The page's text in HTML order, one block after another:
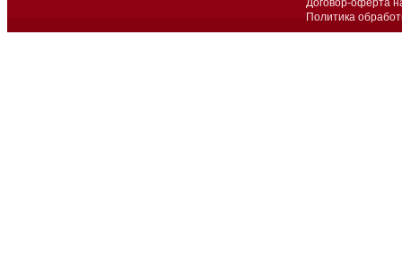
Договор-оферта
Политика